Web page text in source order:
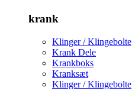
krank
Klinger / Klingebolte
Krank Dele
Krankboks
Kranksæt
Klinger / Klingebolte